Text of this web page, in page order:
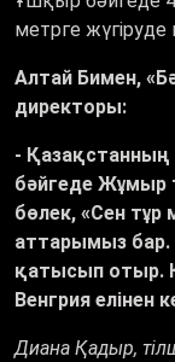
метрге
Алтай Бимен,
директоры:
- Қазақстанның
бәйгеде
бөлек, «Сен тұр
аттарымыз бар.
қатысып отыр.
Венгрия елінен
Диана Қадыр,